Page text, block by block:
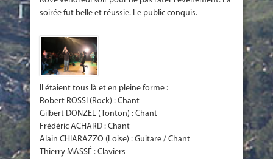
soirée fut belle et réussie. Le public conquis.
Il étaient tous là et en pleine forme :
Robert ROSSI (Rock) : Chant
Gilbert DONZEL (Tonton) : Chant
Frédéric ACHARD : Chant
Alain CHIARAZZO (Loise) : Guitare / Chant
Thierry MASSÉ : Claviers